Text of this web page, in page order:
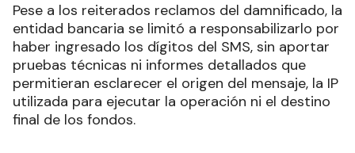
Pese a los reiterados reclamos del damnificado, la
entidad bancaria se limitó a responsabilizarlo por
haber ingresado los dígitos del SMS, sin aportar
pruebas técnicas ni informes detallados que
permitieran esclarecer el origen del mensaje, la IP
utilizada para ejecutar la operación ni el destino
final de los fondos.